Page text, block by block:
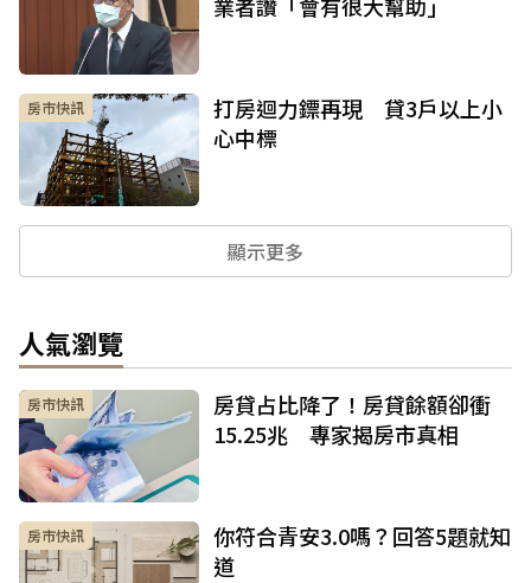
房市快訊
打房迴力鏢再現 貸3戶以上小
心中標
顯示更多
人氣瀏覽
房市快訊
房貸占比降了！房貸餘額卻衝
15.25兆 專家揭房市真相
房市快訊
你符合青安3.0嗎？回答5題就知
道